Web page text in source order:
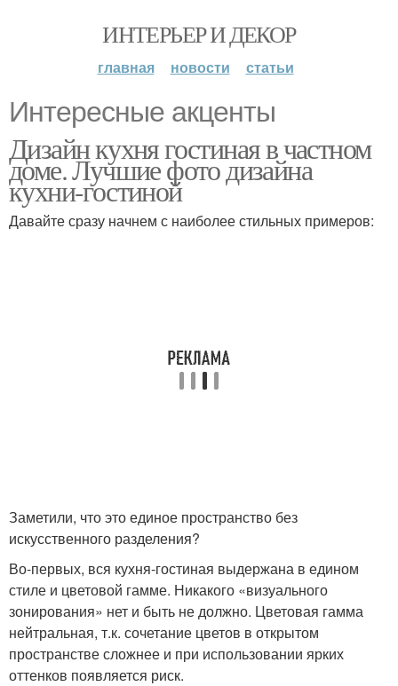
ИНТЕРЬЕР И ДЕКОР
главная новости статьи
Интересные акценты
Дизайн кухня гостиная в частном
доме. Лучшие фото дизайна
кухни-гостиной
Давайте сразу начнем с наиболее стильных примеров:
Заметили, что это единое пространство без
искусственного разделения?
Во-первых, вся кухня-гостиная выдержана в едином
стиле и цветовой гамме. Никакого «визуального
зонирования» нет и быть не должно. Цветовая гамма
нейтральная, т.к. сочетание цветов в открытом
пространстве сложнее и при использовании ярких
оттенков появляется риск.